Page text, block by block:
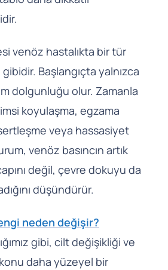
venöz hastalıkta bir tür
gibidir. Başlangıçta yalnızca
dolgunluğu olur. Zamanla
koyulaşma, egzama
veya hassasiyet
venöz basıncın artık
değil, çevre dokuyu da
düşündürür.
neden değişir?
gibi, cilt değişikliği ve
daha yüzeyel bir